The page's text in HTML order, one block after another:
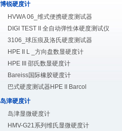
博锐硬度计
HVWA 06_维式便携硬度测试器
DIGI TEST II 全自动弹性体硬度测试仪
3106_球压痕及洛氏硬度测试器
HPE II L _方向盘数显硬度计
HPE III 邵氏数显硬度计
Bareiss国际橡胶硬度计
巴式硬度测试器HPE II Barcol
岛津硬度计
岛津显微硬度计
HMV-G21系列维氏显微硬度计